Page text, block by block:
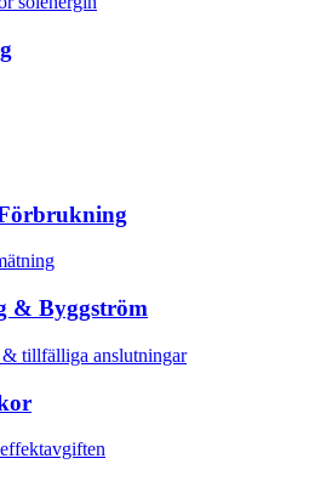
& Byggström
& tillfälliga anslutningar